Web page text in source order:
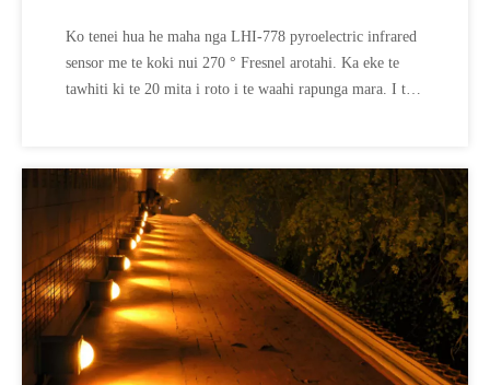
Ko tenei hua he maha nga LHI-778 pyroelectric infrared
sensor me te koki nui 270 ° Fresnel arotahi. Ka eke te
tawhiti ki te 20 mita i roto i te waahi rapunga mara. I te